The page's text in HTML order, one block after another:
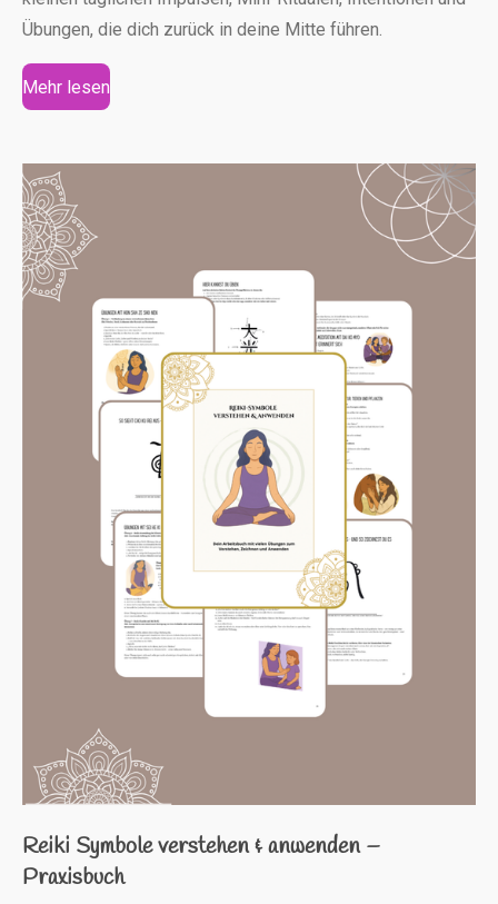
Übungen, die dich zurück in deine Mitte führen.
Mehr lesen
Reiki Symbole verstehen & anwenden –
Praxisbuch